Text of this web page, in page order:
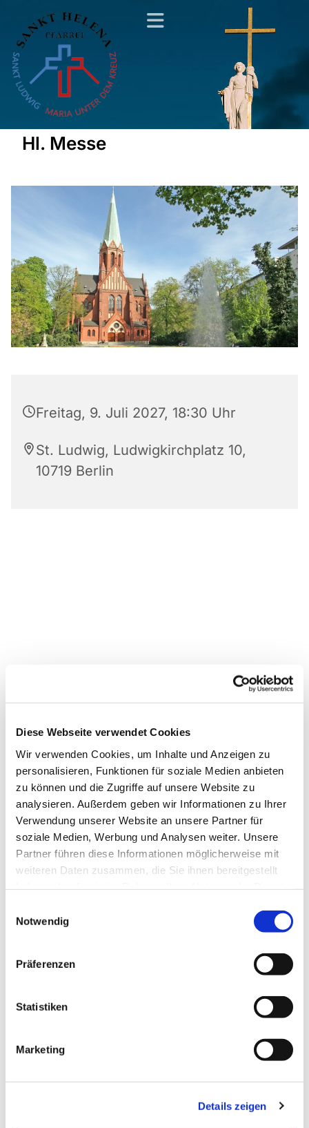
Diese Webseite verwendet Cookies
Wir verwenden Cookies, um Inhalte und Anzeigen zu
personalisieren, Funktionen für soziale Medien anbieten
zu können und die Zugriffe auf unsere Website zu
analysieren. Außerdem geben wir Informationen zu Ihrer
Verwendung unserer Website an unsere Partner für
soziale Medien, Werbung und Analysen weiter. Unsere
Partner führen diese Informationen möglicherweise mit
weiteren Daten zusammen, die Sie ihnen bereitgestellt
Notwendig
Präferenzen
Statistiken
Marketing
Details zeigen
Hl. Messe
Freitag, 9. Juli 2027, 18:30 Uhr
St. Ludwig, Ludwigkirchplatz 10,
10719 Berlin
Dies könnte Sie auch
interessieren